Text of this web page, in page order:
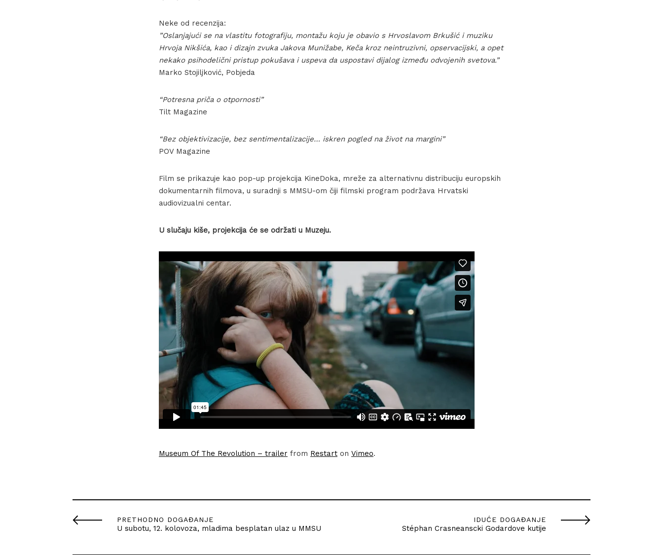
Neke od recenzija:
”Oslanjajući se na vlastitu fotografiju, montažu koju je obavio s Hrvoslavom Brkušić i muziku
Hrvoja Nikšića, kao i dizajn zvuka Jakova Munižabe, Keča kroz neintruzivni, opservacijski, a opet
nekako psihodelični pristup pokušava i uspeva da uspostavi dijalog između odvojenih svetova.”
Marko Stojiljković, Pobjeda
“Potresna priča o otpornosti”
Tilt Magazine
“Bez objektivizacije, bez sentimentalizacije… iskren pogled na život na margini”
POV Magazine
Film se prikazuje kao pop-up projekcija KineDoka, mreže za alternativnu distribuciju europskih
dokumentarnih filmova, u suradnji s MMSU-om čiji filmski program podržava Hrvatski
audiovizualni centar.
U slučaju kiše, projekcija će se održati u Muzeju.
Museum Of The Revolution – trailer from Restart on Vimeo.
PRETHODNO DOGAĐANJE
U subotu, 12. kolovoza, mladima besplatan ulaz u MMSU
IDUĆE DOGAĐANJE
Stéphan Crasneanscki Godardove kutije